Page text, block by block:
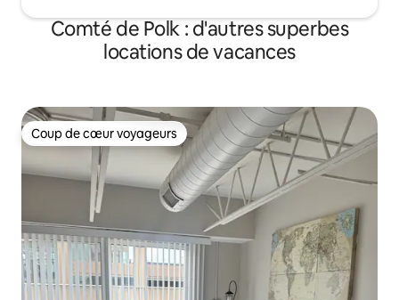
Comté de Polk : d'autres superbes
locations de vacances
Coup de cœur voyageurs
Coup de cœur voyageurs